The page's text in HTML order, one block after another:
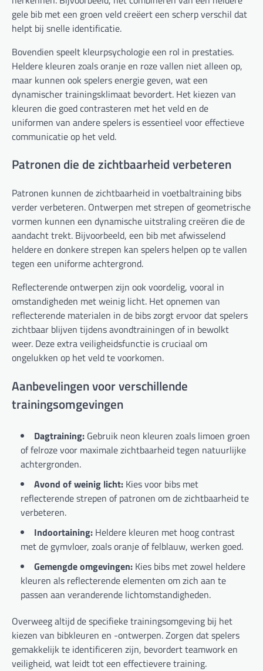
gele bib met een groen veld creëert een scherp verschil dat
helpt bij snelle identificatie.
Bovendien speelt kleurpsychologie een rol in prestaties.
Heldere kleuren zoals oranje en roze vallen niet alleen op,
maar kunnen ook spelers energie geven, wat een
dynamischer trainingsklimaat bevordert. Het kiezen van
kleuren die goed contrasteren met het veld en de
uniformen van andere spelers is essentieel voor effectieve
communicatie op het veld.
Patronen die de zichtbaarheid verbeteren
Patronen kunnen de zichtbaarheid in voetbaltraining bibs
verder verbeteren. Ontwerpen met strepen of geometrische
vormen kunnen een dynamische uitstraling creëren die de
aandacht trekt. Bijvoorbeeld, een bib met afwisselend
heldere en donkere strepen kan spelers helpen op te vallen
tegen een uniforme achtergrond.
Reflecterende ontwerpen zijn ook voordelig, vooral in
omstandigheden met weinig licht. Het opnemen van
reflecterende materialen in de bibs zorgt ervoor dat spelers
zichtbaar blijven tijdens avondtrainingen of in bewolkt
weer. Deze extra veiligheidsfunctie is cruciaal om
ongelukken op het veld te voorkomen.
Aanbevelingen voor verschillende
trainingsomgevingen
Dagtraining: Gebruik neon kleuren zoals limoen groen
of felroze voor maximale zichtbaarheid tegen natuurlijke
achtergronden.
Avond of weinig licht: Kies voor bibs met
reflecterende strepen of patronen om de zichtbaarheid te
verbeteren.
Indoortaining: Heldere kleuren met hoog contrast
met de gymvloer, zoals oranje of felblauw, werken goed.
Gemengde omgevingen: Kies bibs met zowel heldere
kleuren als reflecterende elementen om zich aan te
passen aan veranderende lichtomstandigheden.
Overweeg altijd de specifieke trainingsomgeving bij het
kiezen van bibkleuren en -ontwerpen. Zorgen dat spelers
gemakkelijk te identificeren zijn, bevordert teamwork en
veiligheid, wat leidt tot een effectievere training.